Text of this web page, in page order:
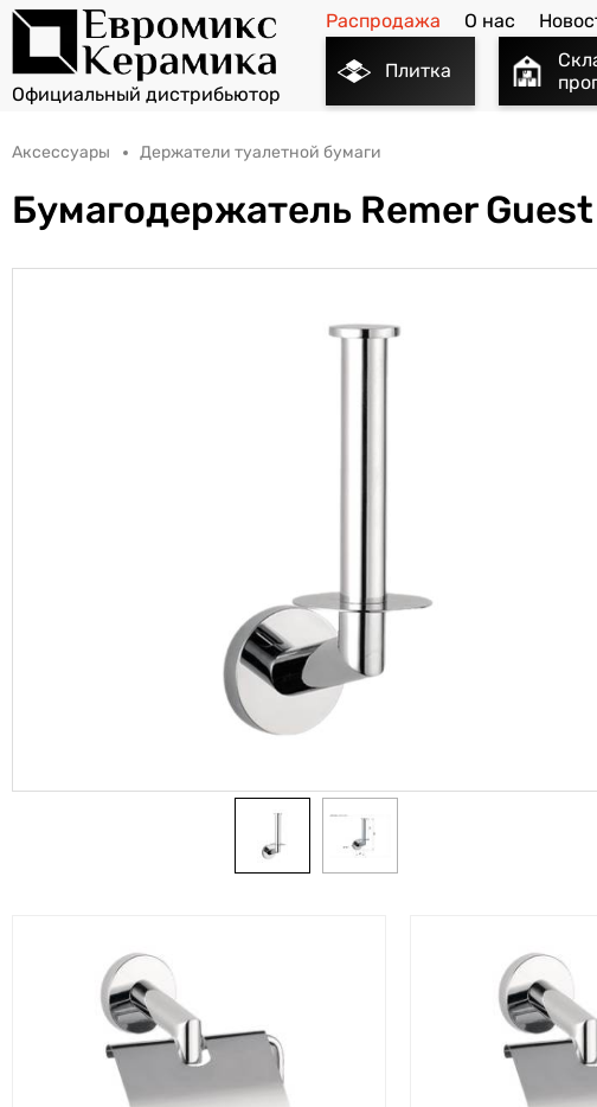
Распродажа О нас
Плитка
Аксессуары Держатели туалетной бумаги
Бумагодержатель Remer Guest